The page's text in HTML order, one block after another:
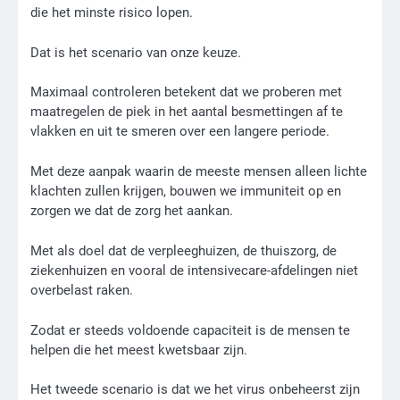
die het minste risico lopen.
Dat is het scenario van onze keuze.
Maximaal controleren betekent dat we proberen met
maatregelen de piek in het aantal besmettingen af te
vlakken en uit te smeren over een langere periode.
Met deze aanpak waarin de meeste mensen alleen lichte
klachten zullen krijgen, bouwen we immuniteit op en
zorgen we dat de zorg het aankan.
Met als doel dat de verpleeghuizen, de thuiszorg, de
ziekenhuizen en vooral de intensivecare-afdelingen niet
overbelast raken.
Zodat er steeds voldoende capaciteit is de mensen te
helpen die het meest kwetsbaar zijn.
Het tweede scenario is dat we het virus onbeheerst zijn